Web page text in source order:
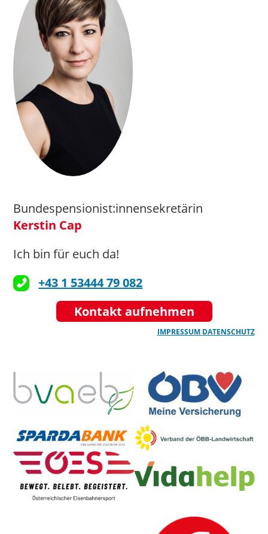
Bundespensionist:innensekretärin
Kerstin Cap
Ich bin für euch da!
+43 1 53444 79 082
Kontakt aufnehmen
IMPRESSUM DATENSCHUTZ